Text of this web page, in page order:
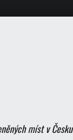
míst v Česku